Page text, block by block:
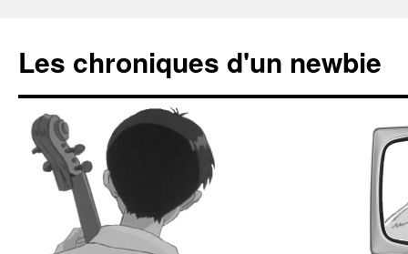
Les chroniques d'un newbie